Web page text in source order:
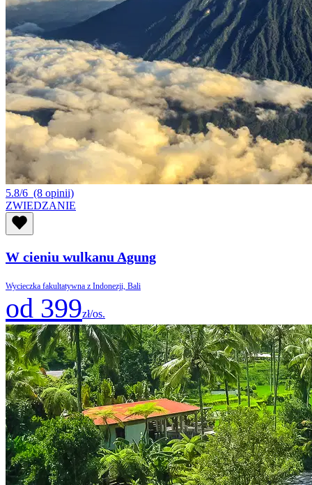
5.8/6 (8 opinii)
ZWIEDZANIE
W cieniu wulkanu Agung
Wycieczka fakultatywna z Indonezji, Bali
od 399zł/os.